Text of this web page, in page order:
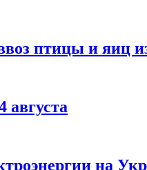
птицы и яиц
августа
на